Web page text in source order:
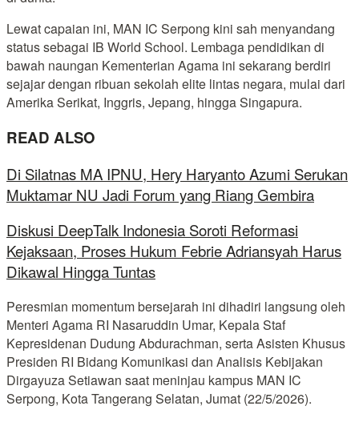
Lewat capaian ini, MAN IC Serpong kini sah menyandang
status sebagai IB World School. Lembaga pendidikan di
bawah naungan Kementerian Agama ini sekarang berdiri
sejajar dengan ribuan sekolah elite lintas negara, mulai dari
Amerika Serikat, Inggris, Jepang, hingga Singapura.
READ ALSO
Di Silatnas MA IPNU, Hery Haryanto Azumi Serukan
Muktamar NU Jadi Forum yang Riang Gembira
Diskusi DeepTalk Indonesia Soroti Reformasi
Kejaksaan, Proses Hukum Febrie Adriansyah Harus
Dikawal Hingga Tuntas
Peresmian momentum bersejarah ini dihadiri langsung oleh
Menteri Agama RI Nasaruddin Umar, Kepala Staf
Kepresidenan Dudung Abdurachman, serta Asisten Khusus
Presiden RI Bidang Komunikasi dan Analisis Kebijakan
Dirgayuza Setiawan saat meninjau kampus MAN IC
Serpong, Kota Tangerang Selatan, Jumat (22/5/2026).